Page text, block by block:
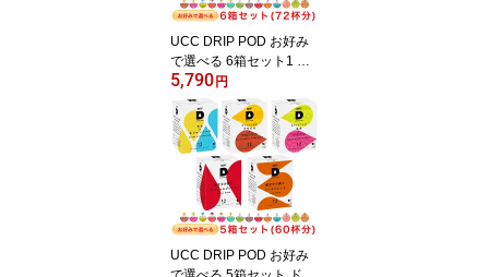
UCC DRIP POD お好み
で選べる 6箱セット1 ド
リップポッド 専用カプセ
ル【レギュラーコーヒー
＆ティー】(12個入×6箱)
5,790 円
UCC DRIP POD お好み